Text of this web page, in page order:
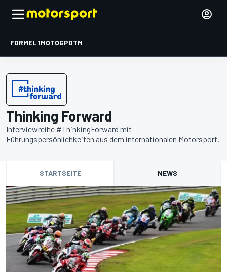
FORMEL 1MOTOGPDTM
Thinking Forward
Interviewreihe #ThinkingForward mit
Führungspersönlichkeiten aus dem internationalen Motorsport.
STARTSEITE NEWS